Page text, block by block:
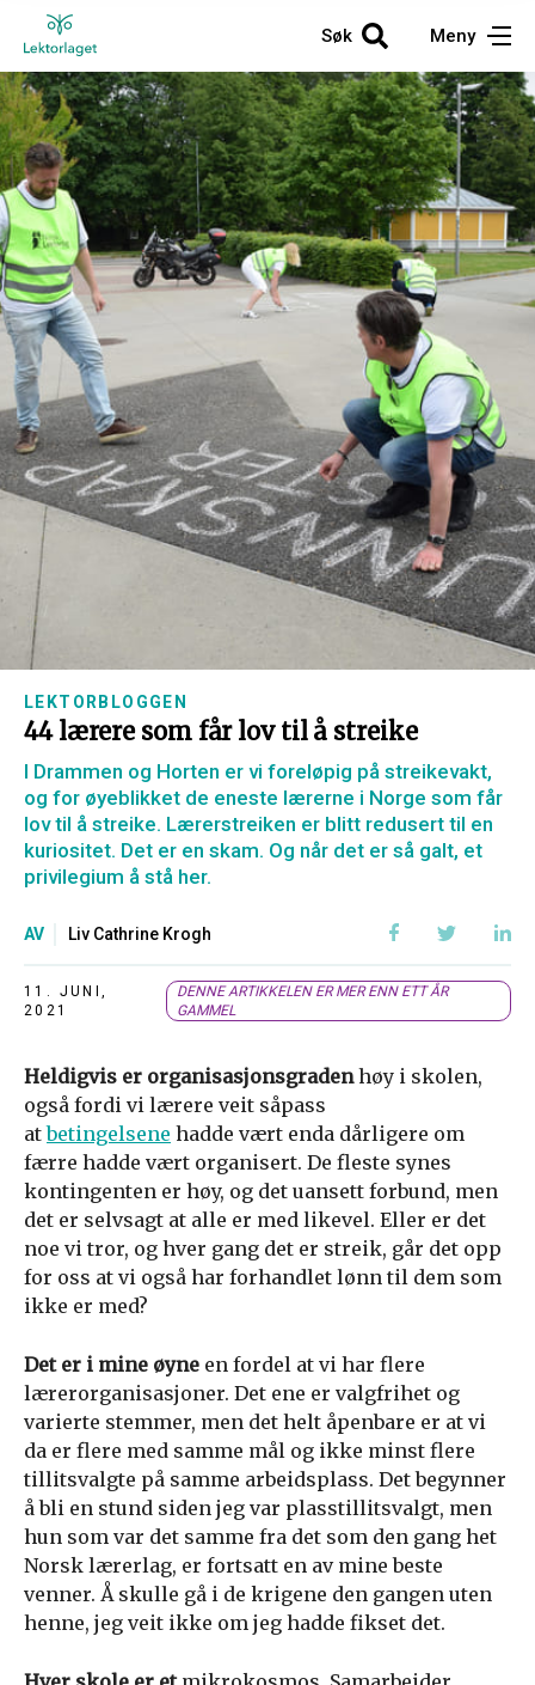
Søk Meny
LEKTORBLOGGEN
44 lærere som får lov til å streike
I Drammen og Horten er vi foreløpig på streikevakt,
og for øyeblikket de eneste lærerne i Norge som får
lov til å streike. Lærerstreiken er blitt redusert til en
kuriositet. Det er en skam. Og når det er så galt, et
privilegium å stå her.
AV Liv Cathrine Krogh
11. JUNI,
2021
DENNE ARTIKKELEN ER MER ENN ETT ÅR
GAMMEL
Heldigvis er organisasjonsgradenhøy i skolen,
også fordi vi lærere veit såpass
atbetingelsene hadde vært enda dårligere om
færre hadde vært organisert. De fleste synes
kontingenten er høy, og det uansett forbund, men
det er selvsagt at alle er med likevel. Eller er det
noe vi tror, og hver gang det er streik, går det opp
for oss at vi også har forhandlet lønn til dem som
ikke er med?
Det er i mine øyne en fordel at vi har flere
lærerorganisasjoner. Det ene er valgfrihet og
varierte stemmer, men det helt åpenbare er at vi
da er flere med samme mål og ikke minst flere
tillitsvalgte på samme arbeidsplass. Det begynner
å bli en stund siden jeg var plasstillitsvalgt, men
hun som var det samme fra det som den gang het
Norsk lærerlag, er fortsatt en av mine beste
venner. Å skulle gå i de krigene den gangen uten
henne, jeg veit ikke om jeg hadde fikset det.